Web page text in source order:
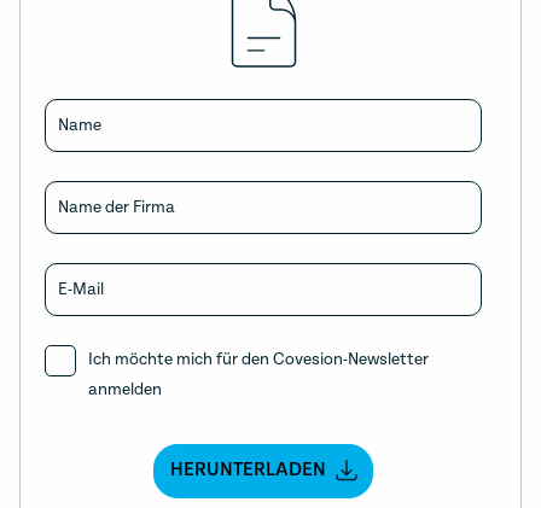
Name
Name der Firma
E-Mail
Ich möchte mich für den Covesion-Newsletter
anmelden
HERUNTERLADEN